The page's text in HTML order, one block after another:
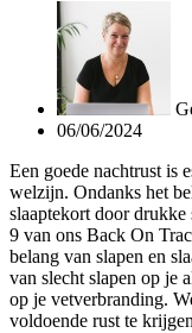
06/06/2024
Een goede nachtrust is
welzijn. Ondanks het
slaaptekort door drukke
9 van ons Back On
belang van slapen en
van slecht slapen op je
op je vetverbranding.
voldoende rust te